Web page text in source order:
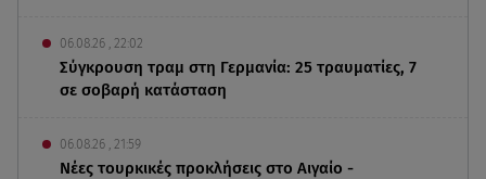
06.08.26 , 22:02
Σύγκρουση τραμ στη Γερμανία: 25 τραυματίες, 7
σε σοβαρή κατάσταση
06.08.26 , 21:59
Νέες τουρκικές προκλήσεις στο Αιγαίο -